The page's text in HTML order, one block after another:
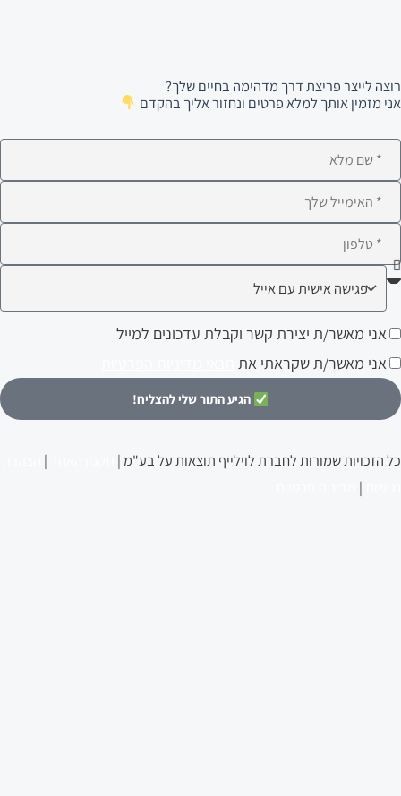
רוצה לייצר פריצת דרך מדהימה בחיים שלך?
אני מזמין אותך למלא פרטים ונחזור אליך בהקדם
מלא
אימייל
טלפון
מה
מעניין
אותך?
אני
מאשר/ת
יצירת
קשר
וקבלת
עדכונים
אני מאשר/ת יצירת קשר וקבלת עדכונים למייל
אני מאשר/ת שקראתי את
הגיע התור שלי להצליח!
כל הזכויות שמורות לחברת לוילייף תוצאות על בע"מ | |
|